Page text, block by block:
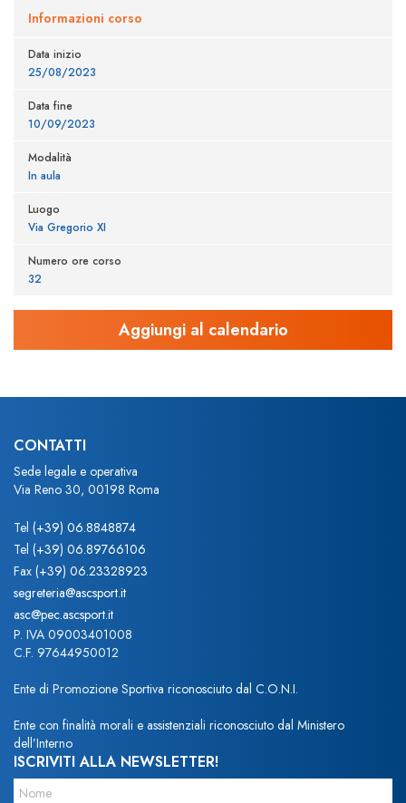
Informazioni corso
Data inizio
25/08/2023
Data fine
10/09/2023
Modalità
In aula
Luogo
Via Gregorio XI
Numero ore corso
32
CONTATTI
Sede legale e operativa
Via Reno 30, 00198 Roma
Tel (+39) 06.8848874
Tel (+39) 06.89766106
Fax (+39) 06.23328923
segreteria@ascsport.it
asc@pec.ascsport.it
P. IVA 09003401008
C.F. 97644950012
Ente di Promozione Sportiva riconosciuto dal C.O.N.I.
Ente con finalità morali e assistenziali riconosciuto dal Ministero
dell’Interno
ISCRIVITI ALLA NEWSLETTER!